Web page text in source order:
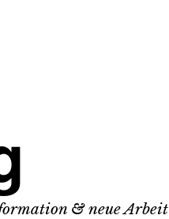
& neue Arbeit